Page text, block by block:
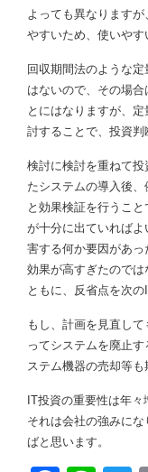
よっても異なります
やすいため、使いやす
回収期間法のような
はないので、その場
とにはなりますが、
討することで、投資判
検討に検討を重ねて
たシステムの導入後
と効果検証を行うこ
が十分に出ていれば
害する何か要因があ
効果が高すぎたので
ともに、反省点を次の
もし、計画を見直し
ってシステムを廃止
ステム機器の売却等も
IT投資の重要性は年々
それは会社の強みに
ばと思います。